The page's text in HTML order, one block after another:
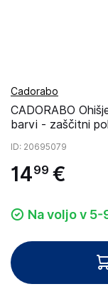
Cadorabo
CADORABO
barvi - zaščitni
ID: 20695079
1499 €
Na voljo v